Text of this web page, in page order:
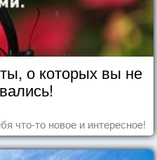
о которых вы не
что-то новое и интересное!